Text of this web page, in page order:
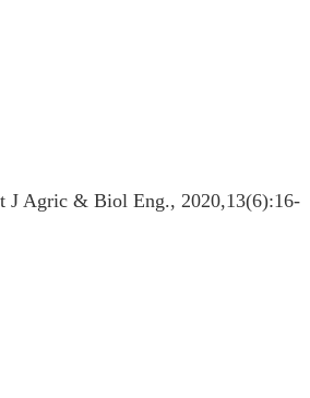
J Agric & Biol Eng., 2020,13(6):16-